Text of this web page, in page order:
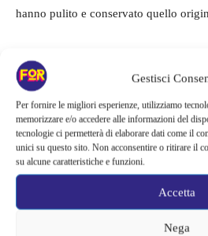
Gestisci
Per fornire le migliori esperienze, utilizziamo
memorizzare e/o accedere alle informazioni del
tecnologie ci permetterà di elaborare dati come il
unici su questo sito. Non acconsentire o ritirare il
su alcune caratteristiche e funzioni.
Accetta
Nega
hanno pulito e conservato quello
d’altronde molti dei monumenti di
eccellenza. La Torre si situa nel
appoggia nel lato posteriore alla
apparteneva alla famigliaghibellina
avuto tra i suoi ranghi niente di